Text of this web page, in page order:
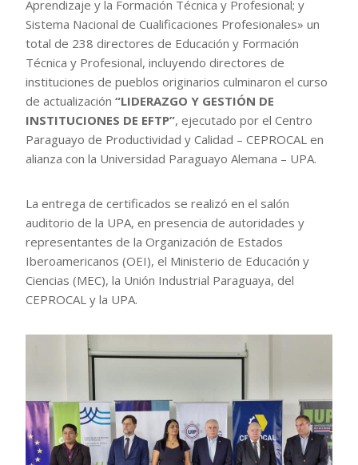
Aprendizaje y la Formación Técnica y Profesional; y
Sistema Nacional de Cualificaciones Profesionales» un
total de 238 directores de Educación y Formación
Técnica y Profesional, incluyendo directores de
instituciones de pueblos originarios culminaron el curso
de actualización “LIDERAZGO Y GESTIÓN DE
INSTITUCIONES DE EFTP”, ejecutado por el Centro
Paraguayo de Productividad y Calidad – CEPROCAL en
alianza con la Universidad Paraguayo Alemana – UPA.
La entrega de certificados se realizó en el salón
auditorio de la UPA, en presencia de autoridades y
representantes de la Organización de Estados
Iberoamericanos (OEI), el Ministerio de Educación y
Ciencias (MEC), la Unión Industrial Paraguaya, del
CEPROCAL y la UPA.